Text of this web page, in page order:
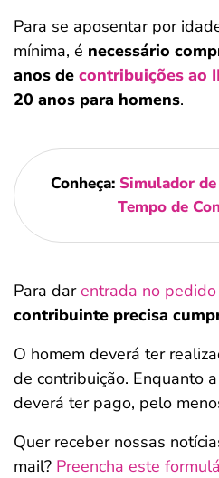
Para se aposentar por
mínima, é necessário
anos de contribuições ao
20 anos para homens.
Conheça: Simulador
Tempo de
Para darentrada no
contribuinte precisa
O homem deverá ter
de contribuição. Enquanto
deverá ter pago, pelo
Quer receber nossas
mail? Preencha este